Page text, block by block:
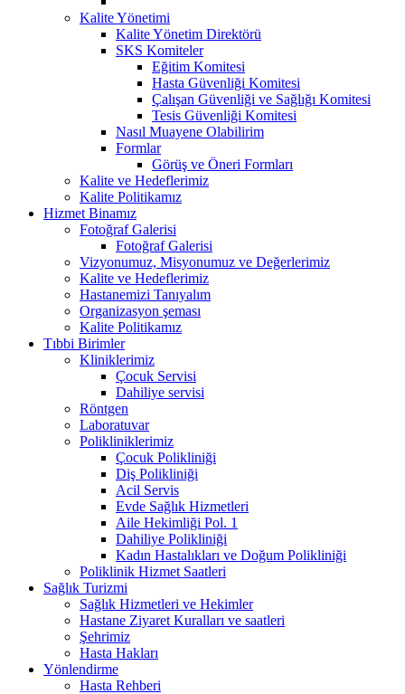
Kalite Yönetimi
Kalite Yönetim Direktörü
SKS Komiteler
Eğitim Komitesi
Hasta Güvenliği Komitesi
Çalışan Güvenliği ve Sağlığı Komitesi
Tesis Güvenliği Komitesi
Nasıl Muayene Olabilirim
Formlar
Görüş ve Öneri Formları
Kalite ve Hedeflerimiz
Kalite Politikamız
Hizmet Binamız
Fotoğraf Galerisi
Fotoğraf Galerisi
Vizyonumuz, Misyonumuz ve Değerlerimiz
Kalite ve Hedeflerimiz
Hastanemizi Tanıyalım
Organizasyon şeması
Kalite Politikamız
Tıbbi Birimler
Kliniklerimiz
Çocuk Servisi
Dahiliye servisi
Röntgen
Laboratuvar
Polikliniklerimiz
Çocuk Polikliniği
Diş Polikliniği
Acil Servis
Evde Sağlık Hizmetleri
Aile Hekimliği Pol. 1
Dahiliye Polikliniği
Kadın Hastalıkları ve Doğum Polikliniği
Poliklinik Hizmet Saatleri
Sağlık Turizmi
Sağlık Hizmetleri ve Hekimler
Hastane Ziyaret Kuralları ve saatleri
Şehrimiz
Hasta Hakları
Yönlendirme
Hasta Rehberi